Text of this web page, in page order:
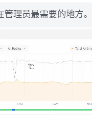
管理员最需要的地方。